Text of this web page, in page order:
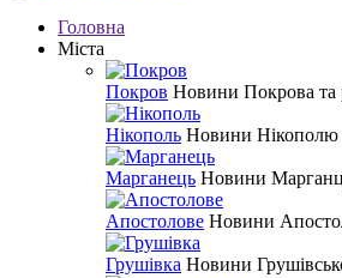
Головна
Міста
Покров Новини Покрова та
Нікополь Новини Нікополю
Марганець Новини
Апостолове Новини
Грушівка Новини